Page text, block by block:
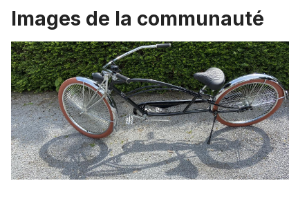
Images de la communauté